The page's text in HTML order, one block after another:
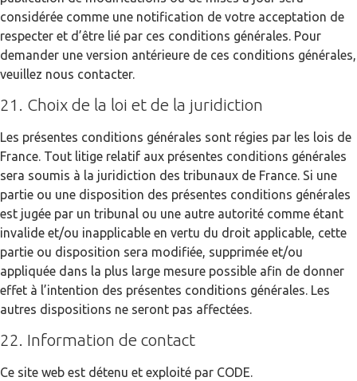
considérée comme une notification de votre acceptation de
respecter et d’être lié par ces conditions générales. Pour
demander une version antérieure de ces conditions générales,
veuillez nous contacter.
21. Choix de la loi et de la juridiction
Les présentes conditions générales sont régies par les lois de
France. Tout litige relatif aux présentes conditions générales
sera soumis à la juridiction des tribunaux de France. Si une
partie ou une disposition des présentes conditions générales
est jugée par un tribunal ou une autre autorité comme étant
invalide et/ou inapplicable en vertu du droit applicable, cette
partie ou disposition sera modifiée, supprimée et/ou
appliquée dans la plus large mesure possible afin de donner
effet à l’intention des présentes conditions générales. Les
autres dispositions ne seront pas affectées.
22. Information de contact
Ce site web est détenu et exploité par CODE.